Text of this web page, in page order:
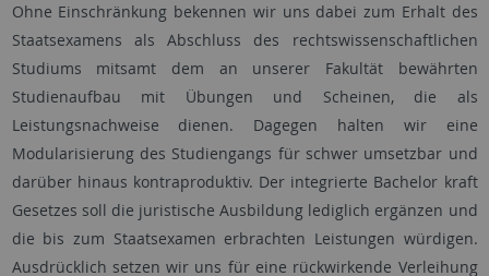
Ohne Einschränkung bekennen wir uns dabei zum Erhalt des
Staatsexamens als Abschluss des rechtswissenschaftlichen
Studiums mitsamt dem an unserer Fakultät bewährten
Studienaufbau mit Übungen und Scheinen, die als
Leistungsnachweise dienen. Dagegen halten wir eine
Modularisierung des Studiengangs für schwer umsetzbar und
darüber hinaus kontraproduktiv. Der integrierte Bachelor kraft
Gesetzes soll die juristische Ausbildung lediglich ergänzen und
die bis zum Staatsexamen erbrachten Leistungen würdigen.
Ausdrücklich setzen wir uns für eine rückwirkende Verleihung